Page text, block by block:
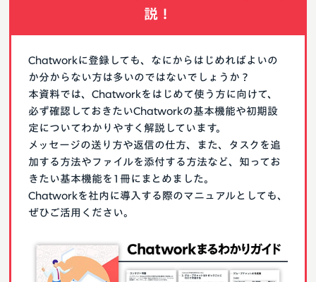
説！
Chatworkに登録しても、なにからはじめればよいの
か分からない方は多いのではないでしょうか？
本資料では、Chatworkをはじめて使う方に向けて、
必ず確認しておきたいChatworkの基本機能や初期設
定についてわかりやすく解説しています。
メッセージの送り方や返信の仕方、また、タスクを追
加する方法やファイルを添付する方法など、知ってお
きたい基本機能を1冊にまとめました。
Chatworkを社内に導入する際のマニュアルとしても、
ぜひご活用ください。